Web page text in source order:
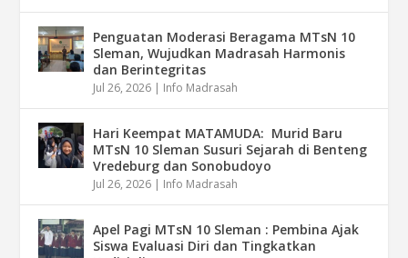
Penguatan Moderasi Beragama MTsN 10
Sleman, Wujudkan Madrasah Harmonis
dan Berintegritas
Jul 26, 2026 | Info Madrasah
Hari Keempat MATAMUDA: Murid Baru
MTsN 10 Sleman Susuri Sejarah di Benteng
Vredeburg dan Sonobudoyo
Jul 26, 2026 | Info Madrasah
Apel Pagi MTsN 10 Sleman : Pembina Ajak
Siswa Evaluasi Diri dan Tingkatkan